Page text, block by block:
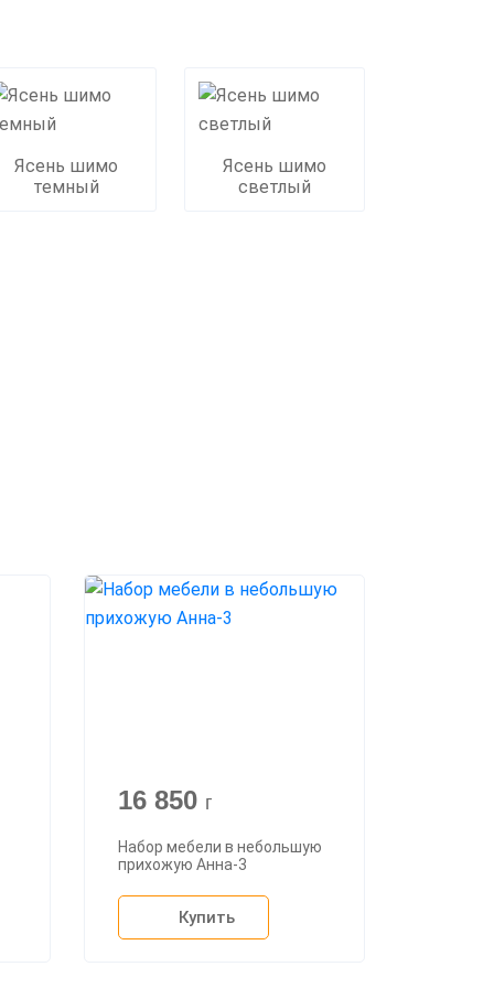
Ясень шимо
темный
Ясень шимо
светлый
16 850 г
Набор мебели в небольшую
прихожую Анна-3
Купить